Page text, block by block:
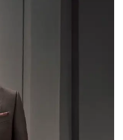
and Retro […]